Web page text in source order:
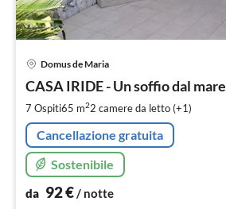
Domus de Maria
CASA IRIDE - Un soffio dal mare
7 Ospiti65 m22 camere da letto (+1)
Cancellazione gratuita
Sostenibile
da 92€/ notte